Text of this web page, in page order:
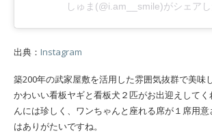
しゅま(@i.am__smile)がシェア
出典： Instagram
築200年の武家屋敷を活用した雰囲気抜群で美味
かわいい看板ヤギと看板犬２匹がお出迎えしてく
んには珍しく、ワンちゃんと座れる席が１席用
はありがたいですね。